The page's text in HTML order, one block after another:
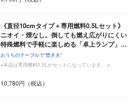
《直径10cmタイプ＋専用燃料0.5Lセット》
ニオイ・煙なし。倒しても燃え広がりにくい
特殊燃料で手軽に楽しめる「卓上ランプ」…
おうちのテーブルで“焚き火”
※本品は専用燃料0.5Lがセットになっています。 ※
10,780円（税込）